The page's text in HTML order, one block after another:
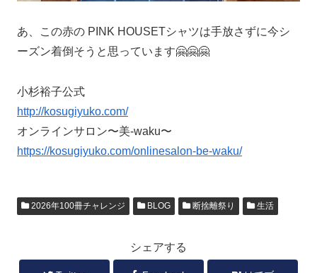
あ、この赤の PINK HOUSETシャツは手放さずに今シ
ーズン着倒そうと思っています🤗🤗🤗
小杉裕子公式
http://kosugiyuko.com/
オンラインサロン〜美-waku〜
https://kosugiyuko.com/onlinesalon-be-waku/
2026年100冊チャレンジ BLOG 断捨離祭り 生活
シェアする